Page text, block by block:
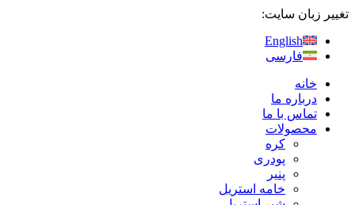
پرش
محتوا
تغییر زبان سایت:
English
فارسی
خانه
درباره ما
تماس با ما
محصولات
کره
پودری
پنیر
خامه استریل